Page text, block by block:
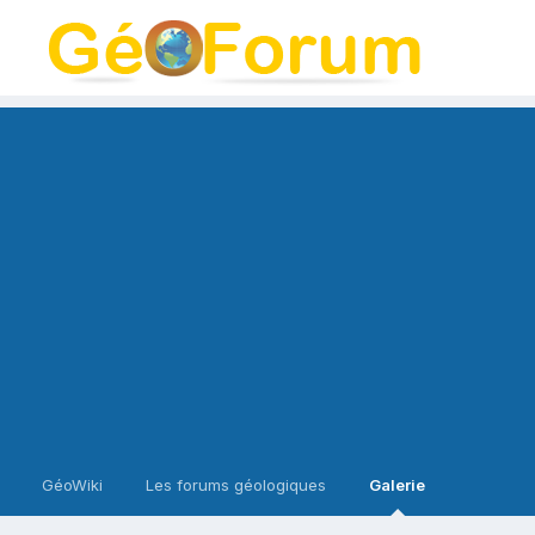
GéoWiki Les forums géologiques Galerie